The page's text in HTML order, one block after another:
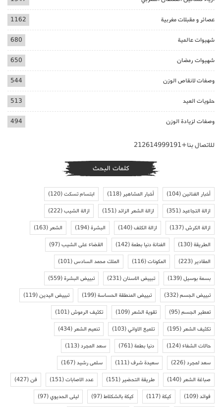
عصائر و مقبلات مغربية 1162
شهيوات عالمية 680
شهيوات رمضان 650
وصفات لانقاص الوزن 544
حلويات العيد 513
وصفات لزيادة الوزن 494
للاتصال بنا+212614999191
كلمات البحث
أخبار الفنانين(104) أخبار المشاهير(118) ابتسام تسكت(120)
ازالة التجاعيد(351) ازالة الشعر الزائد(151) ازالة الشيب(222)
ازالة الكرش(137) ازالة الكلف(140) البشرة(194) الشعر(163)
الطريقة(130) الفنانة دنيا بطمة(142) القضاء على الشيب(97)
المقادير(223) المكونات(116) الملك محمد السادس(101)
بسمة بوسيل(139) تبييض الاسنان(231) تبييض البشرة(559)
تبييض الجسم(332) تبييض المنطقة الحساسة(199) تبييض اليدين(119)
تعطير الجسم(95) تقوية الشعر(109) تكثيف الرموش(101)
تكثيف الشعر(195) تلميع الاواني(103) تنعيم الشعر(434)
حالات الشفاء(124) دنيا بطمة(761) سعد المجرد(113)
سعد لمجرد(226) سعيدة شرف(111) سلمى رشيد(167)
صباغة الشعر(140) طريقة التحضير(151) عدد الاصابات(151) فن(427)
فوائد(109) كيكة(117) كيكة بالشكلاط(97) ليلى الحديوي(97)